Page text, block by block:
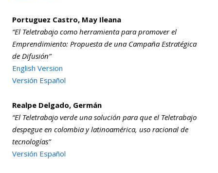
Portuguez Castro, May Ileana
“El Teletrabajo como herramienta para promover el
Emprendimiento: Propuesta de una Campaña Estratégica
de Difusión”
English Version
Versión Español
Realpe Delgado, Germán
“El Teletrabajo verde una solución para que el Teletrabajo
despegue en colombia y latinoamérica, uso racional de
tecnologías”
Versión Español